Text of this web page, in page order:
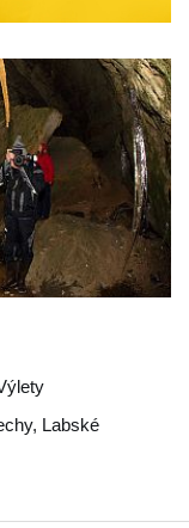
, Labské